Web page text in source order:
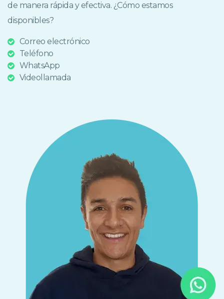
de manera rápida y efectiva. ¿Cómo estamos
disponibles?
Correo electrónico
Teléfono
WhatsApp
Videollamada